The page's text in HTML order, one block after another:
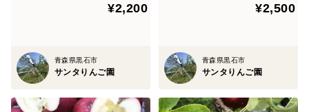
¥2,200
青森県黒石市
サンタりんご園
¥2,500
青森県黒石市
サンタりんご園